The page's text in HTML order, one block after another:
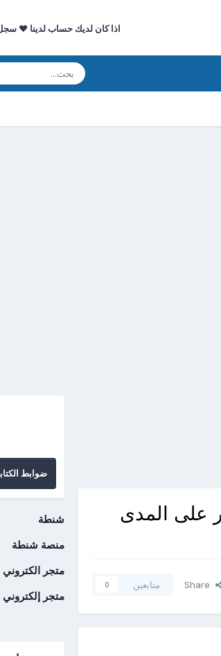
اذا كان لديك حساب لدينا ♥
على المدى
Share متابعين 0
ضوابط
شنطة
منصة شنطة
متجر الكتروني
متجر